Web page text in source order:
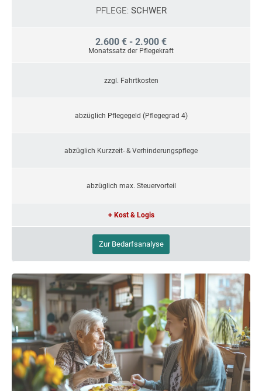
PFLEGE: SCHWER
2.600 € - 2.900 €
Monatssatz der Pflegekraft
zzgl. Fahrtkosten
abzüglich Pflegegeld (Pflegegrad 4)
abzüglich Kurzzeit- & Verhinderungspflege
abzüglich max. Steuervorteil
+ Kost & Logis
Zur Bedarfsanalyse